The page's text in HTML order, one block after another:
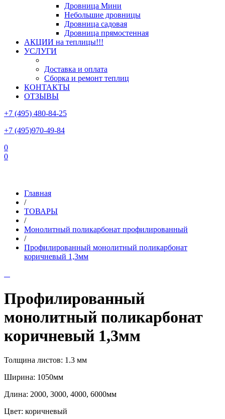
Дровница Мини
Небольшие дровницы
Дровница садовая
Дровница прямостенная
АКЦИИ на теплицы!!!
УСЛУГИ
Доставка и оплата
Сборка и ремонт теплиц
КОНТАКТЫ
ОТЗЫВЫ
+7 (495) 480-84-25
+7 (495)970-49-84
0
0
Главная
/
ТОВАРЫ
/
Монолитный поликарбонат профилированный
/
Профилированный монолитный поликарбонат
коричневый 1,3мм
Профилированный
монолитный поликарбонат
коричневый 1,3мм
Толщина листов: 1.3 мм
Ширина: 1050мм
Длина: 2000, 3000, 4000, 6000мм
Цвет: коричневый